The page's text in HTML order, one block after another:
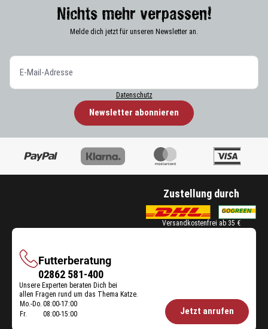
Nichts mehr verpassen!
Melde dich jetzt für unseren Newsletter an.
Datenschutz
Newsletter abonnieren
Zustellung durch
Versandkostenfrei ab 35 €
Futterberatung
Futterberatung
02862 581-400
Unsere Experten beraten Dich bei
allen Fragen rund um das Thema Katze.
Öffnungszeiten
Mo.-Do. 08:00-17:00
Fr.
08:00-15:00 Jetzt anrufen